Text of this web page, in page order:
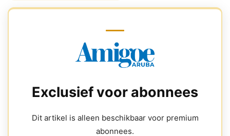
Exclusief voor abonnees
Dit artikel is alleen beschikbaar voor premium
abonnees.